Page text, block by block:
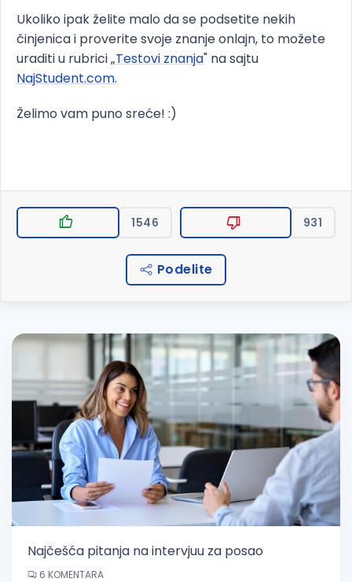
Ukoliko ipak želite malo da se podsetite nekih
činjenica i proverite svoje znanje onlajn, to možete
uraditi u rubrici „Testovi znanja" na sajtu
NajStudent.com.
Želimo vam puno sreće! :)
1546 931
Podelite
Najčešća pitanja na intervjuu za posao
6 KOMENTARA